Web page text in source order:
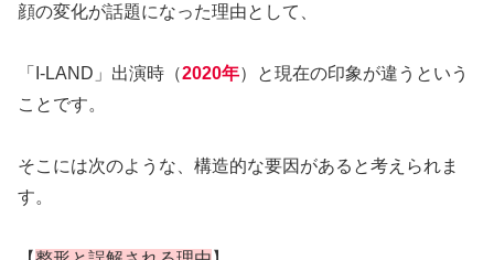
顔の変化が話題になった理由として、
「I-LAND」出演時（2020年）と現在の印象が違うという
ことです。
そこには次のような、構造的な要因があると考えられま
す。